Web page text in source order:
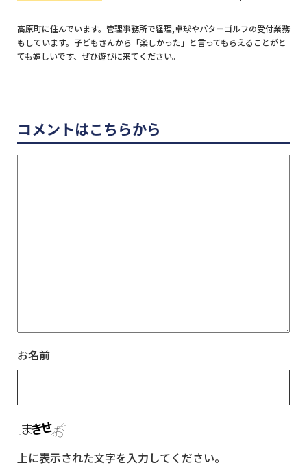
高原町に住んでいます。管理事務所で経理,卓球やパターゴルフの受付業務
もしています。子どもさんから「楽しかった」と言ってもらえることがと
ても嬉しいです、ぜひ遊びに来てください。
コメントはこちらから
お名前
上に表示された文字を入力してください。